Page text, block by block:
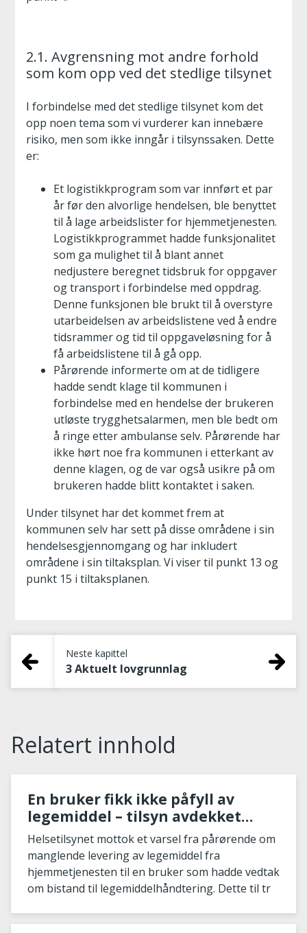
2.1. Avgrensning mot andre forhold
som kom opp ved det stedlige tilsynet
I forbindelse med det stedlige tilsynet kom det
opp noen tema som vi vurderer kan innebære
risiko, men som ikke inngår i tilsynssaken. Dette
er:
Et logistikkprogram som var innført et par
år før den alvorlige hendelsen, ble benyttet
til å lage arbeidslister for hjemmetjenesten.
Logistikkprogrammet hadde funksjonalitet
som ga mulighet til å blant annet
nedjustere beregnet tidsbruk for oppgaver
og transport i forbindelse med oppdrag.
Denne funksjonen ble brukt til å overstyre
utarbeidelsen av arbeidslistene ved å endre
tidsrammer og tid til oppgaveløsning for å
få arbeidslistene til å gå opp.
Pårørende informerte om at de tidligere
hadde sendt klage til kommunen i
forbindelse med en hendelse der brukeren
utløste trygghetsalarmen, men ble bedt om
å ringe etter ambulanse selv. Pårørende har
ikke hørt noe fra kommunen i etterkant av
denne klagen, og de var også usikre på om
brukeren hadde blitt kontaktet i saken.
Under tilsynet har det kommet frem at
kommunen selv har sett på disse områdene i sin
hendelsesgjennomgang og har inkludert
områdene i sin tiltaksplan. Vi viser til punkt 13 og
punkt 15 i tiltaksplanen.
Neste kapittel
3 Aktuelt lovgrunnlag
Relatert innhold
En bruker fikk ikke påfyll av
legemiddel – tilsyn avdekket
mangelfull kommunikasjon og
informasjonsflyt i
hjemmetjenesten
Helsetilsynet mottok et varsel fra pårørende om
manglende levering av legemiddel fra
hjemmetjenesten til en bruker som hadde vedtak
om bistand til legemiddelhåndtering. Dette til tr